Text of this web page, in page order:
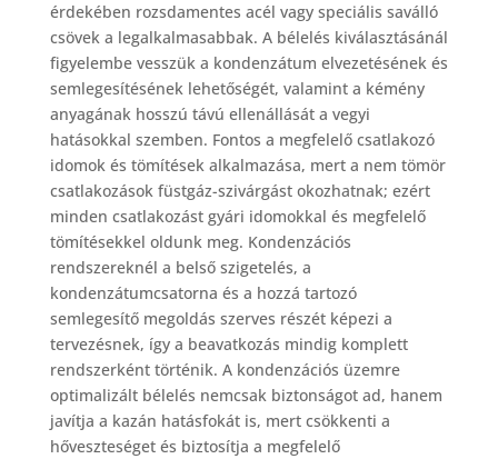
érdekében rozsdamentes acél vagy speciális saválló
csövek a legalkalmasabbak. A bélelés kiválasztásánál
figyelembe vesszük a kondenzátum elvezetésének és
semlegesítésének lehetőségét, valamint a kémény
anyagának hosszú távú ellenállását a vegyi
hatásokkal szemben. Fontos a megfelelő csatlakozó
idomok és tömítések alkalmazása, mert a nem tömör
csatlakozások füstgáz-szivárgást okozhatnak; ezért
minden csatlakozást gyári idomokkal és megfelelő
tömítésekkel oldunk meg. Kondenzációs
rendszereknél a belső szigetelés, a
kondenzátumcsatorna és a hozzá tartozó
semlegesítő megoldás szerves részét képezi a
tervezésnek, így a beavatkozás mindig komplett
rendszerként történik. A kondenzációs üzemre
optimalizált bélelés nemcsak biztonságot ad, hanem
javítja a kazán hatásfokát is, mert csökkenti a
hőveszteséget és biztosítja a megfelelő